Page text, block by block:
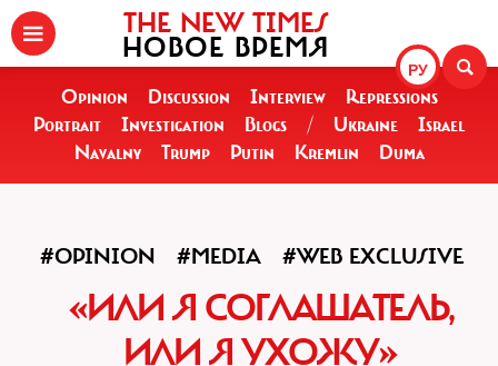
РУ
THE NEW TIMES
НОВОЕ ВРЕМЯ
Opinion Discussion Interview
Repressions
Portrait
Investigation Blogs / Ukraine
Israel
Navalny
Trump Putin Kremlin Duma
#OPINION #MEDIA #WEB EXCLUSIVE
«ИЛИ Я СОГЛАШАТЕЛЬ,
ИЛИ Я УХОЖУ»